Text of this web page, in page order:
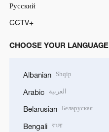
Русский
CCTV+
CHOOSE YOUR LANGUAGE
Albanian Shqip
Arabic العربية
Belarusian Беларуская
Bengali বাংলা